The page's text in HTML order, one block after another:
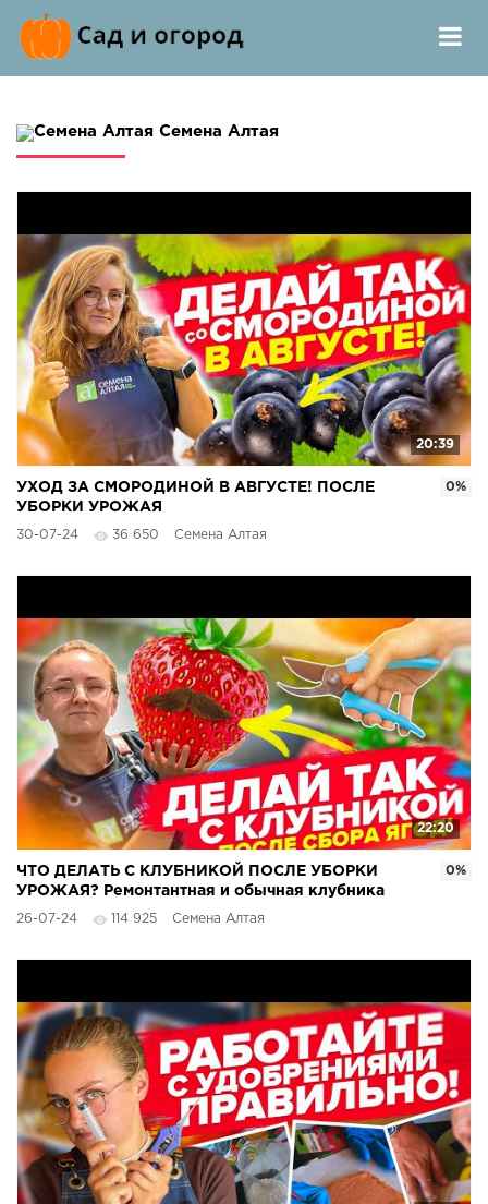
Семена Алтая
20:39
УХОД ЗА СМОРОДИНОЙ В АВГУСТЕ! ПОСЛЕ
УБОРКИ УРОЖАЯ
30-07-24 36 650 Семена Алтая
0%
22:20
ЧТО ДЕЛАТЬ С КЛУБНИКОЙ ПОСЛЕ УБОРКИ
УРОЖАЯ? Ремонтантная и обычная клубника
26-07-24 114 925 Семена Алтая
0%